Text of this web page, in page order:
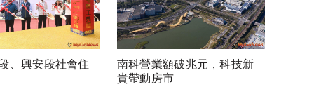
、興安段社會住
南科營業額破兆元，科技新
貴帶動房市